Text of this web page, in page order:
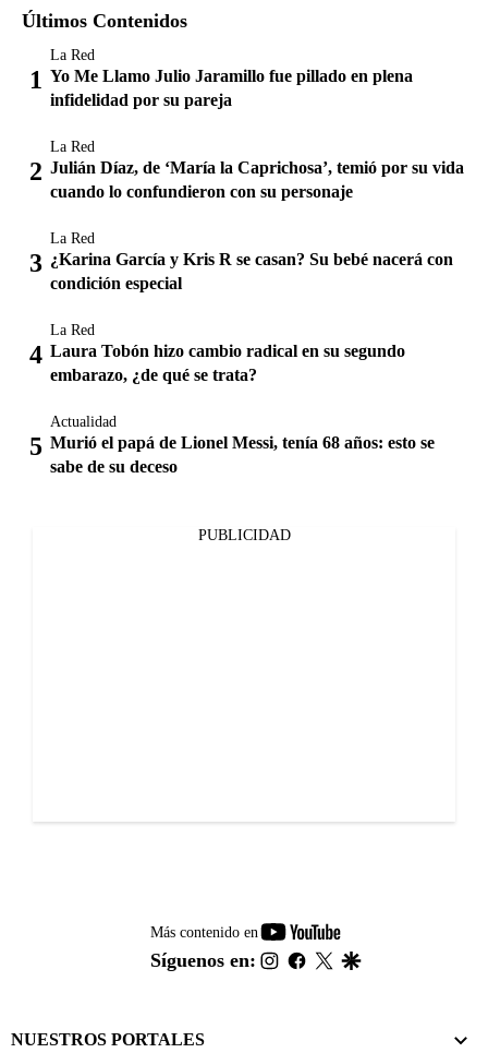
Últimos Contenidos
La Red
Yo Me Llamo Julio Jaramillo fue pillado en plena
infidelidad por su pareja
La Red
Julián Díaz, de ‘María la Caprichosa’, temió por su vida
cuando lo confundieron con su personaje
La Red
¿Karina García y Kris R se casan? Su bebé nacerá con
condición especial
La Red
Laura Tobón hizo cambio radical en su segundo
embarazo, ¿de qué se trata?
Actualidad
Murió el papá de Lionel Messi, tenía 68 años: esto se
sabe de su deceso
PUBLICIDAD
Más contenido en
youtube-
footer
Síguenos en: instagram
facebook
twitter
NUESTROS PORTALES